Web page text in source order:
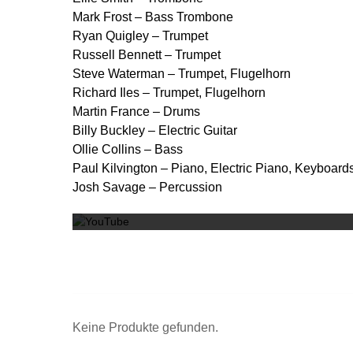
Mark Frost – Bass Trombone
Ryan Quigley – Trumpet
Russell Bennett – Trumpet
Steve Waterman – Trumpet, Flugelhorn
Richard Iles – Trumpet, Flugelhorn
Martin France – Drums
Billy Buckley – Electric Guitar
Ollie Collins – Bass
Paul Kilvington – Piano, Electric Piano,
Josh Savage – Percussion
Keine Produkte gefunden.